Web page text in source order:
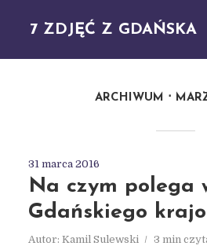
7 ZDJĘĆ Z GDAŃSKA
ARCHIWUM
31 marca 2016
Na czym polega
Gdańskiego
Autor: Kamil Sulewski
3 min